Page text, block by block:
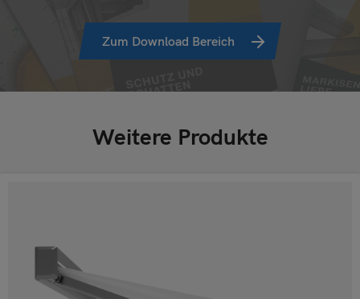
Zum Download Bereich
Weitere Produkte